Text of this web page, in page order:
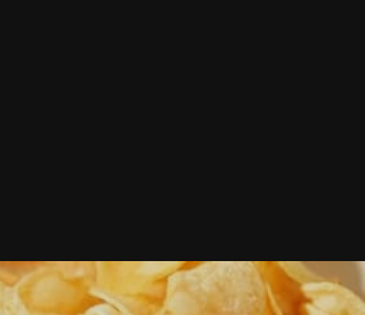
మద్యపానం